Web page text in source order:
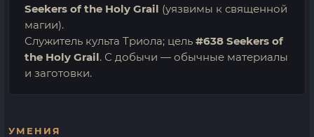
Seekers of the Holy Grail (уязвимы к священной
магии).
Служитель культа Триола; цель #638 Seekers of
the Holy Grail. С добычи — обычные материалы
и заготовки.
УМЕНИЯ